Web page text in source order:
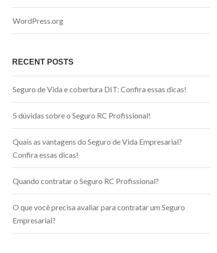
WordPress.org
RECENT POSTS
Seguro de Vida e cobertura DIT: Confira essas dicas!
5 dúvidas sobre o Seguro RC Profissional!
Quais as vantagens do Seguro de Vida Empresarial?
Confira essas dicas!
Quando contratar o Seguro RC Profissional?
O que você precisa avaliar para contratar um Seguro
Empresarial?